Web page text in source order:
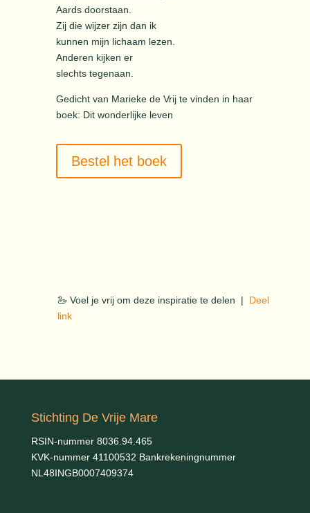
Aards doorstaan.
Zij die wijzer zijn dan ik
kunnen mijn lichaam lezen.
Anderen kijken er
slechts tegenaan.
Gedicht van Marieke de Vrij te vinden in haar
boek: Dit wonderlijke leven
Bestel het boek
🦢 Voel je vrij om deze inspiratie te delen |
Deel
link
Stichting De Vrije Mare
RSIN-nummer 8036.94.465
KVK-nummer 41100532 Bankrekeningnummer
NL48INGB0007409374